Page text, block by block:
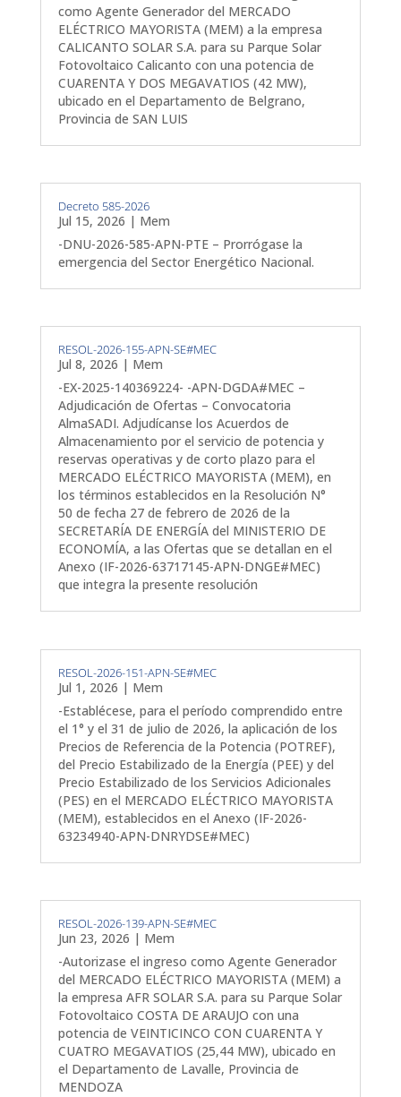
como Agente Generador del MERCADO
ELÉCTRICO MAYORISTA (MEM) a la empresa
CALICANTO SOLAR S.A. para su Parque Solar
Fotovoltaico Calicanto con una potencia de
CUARENTA Y DOS MEGAVATIOS (42 MW),
ubicado en el Departamento de Belgrano,
Provincia de SAN LUIS
Decreto 585-2026
Jul 15, 2026 | Mem
-DNU-2026-585-APN-PTE – Prorrógase la
emergencia del Sector Energético Nacional.
RESOL-2026-155-APN-SE#MEC
Jul 8, 2026 | Mem
-EX-2025-140369224- -APN-DGDA#MEC –
Adjudicación de Ofertas – Convocatoria
AlmaSADI. Adjudícanse los Acuerdos de
Almacenamiento por el servicio de potencia y
reservas operativas y de corto plazo para el
MERCADO ELÉCTRICO MAYORISTA (MEM), en
los términos establecidos en la Resolución N°
50 de fecha 27 de febrero de 2026 de la
SECRETARÍA DE ENERGÍA del MINISTERIO DE
ECONOMÍA, a las Ofertas que se detallan en el
Anexo (IF-2026-63717145-APN-DNGE#MEC)
que integra la presente resolución
RESOL-2026-151-APN-SE#MEC
Jul 1, 2026 | Mem
-Establécese, para el período comprendido entre
el 1° y el 31 de julio de 2026, la aplicación de los
Precios de Referencia de la Potencia (POTREF),
del Precio Estabilizado de la Energía (PEE) y del
Precio Estabilizado de los Servicios Adicionales
(PES) en el MERCADO ELÉCTRICO MAYORISTA
(MEM), establecidos en el Anexo (IF-2026-
63234940-APN-DNRYDSE#MEC)
RESOL-2026-139-APN-SE#MEC
Jun 23, 2026 | Mem
-Autorizase el ingreso como Agente Generador
del MERCADO ELÉCTRICO MAYORISTA (MEM) a
la empresa AFR SOLAR S.A. para su Parque Solar
Fotovoltaico COSTA DE ARAUJO con una
potencia de VEINTICINCO CON CUARENTA Y
CUATRO MEGAVATIOS (25,44 MW), ubicado en
el Departamento de Lavalle, Provincia de
MENDOZA